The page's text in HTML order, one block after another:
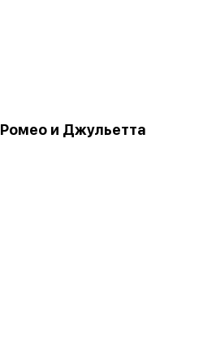
Ромео и Джульетта